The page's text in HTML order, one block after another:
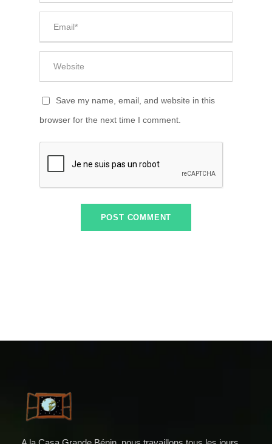
Save my name, email, and website in this
browser for the next time I comment.